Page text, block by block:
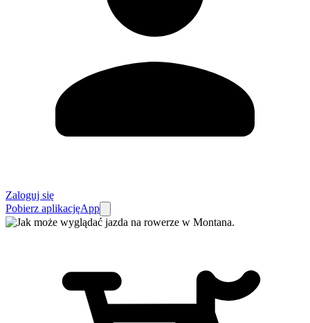
Zaloguj się
Pobierz aplikacjęApp